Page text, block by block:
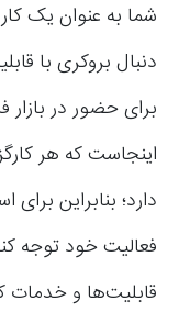
شما به عنوان یک
دنبال بروکری با
برای حضور در
اینجاست که هر
دارد؛ بنابراین
فعالیت خود توجه
قابلیت‌ها و خدمات